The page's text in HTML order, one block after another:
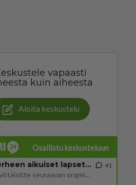
vapaasti
kuin aiheesta
Aloita keskustelu
Osallistu keskusteluun
Uusioperheen aikuiset lapset tyhjentää jääkaapin käydessään
Miten selvittäisitte seuraavan ongelman, meillä on uusioperhe, minulla teini-ikäiset lapset ja puolisolla aikuiset, jotk
41